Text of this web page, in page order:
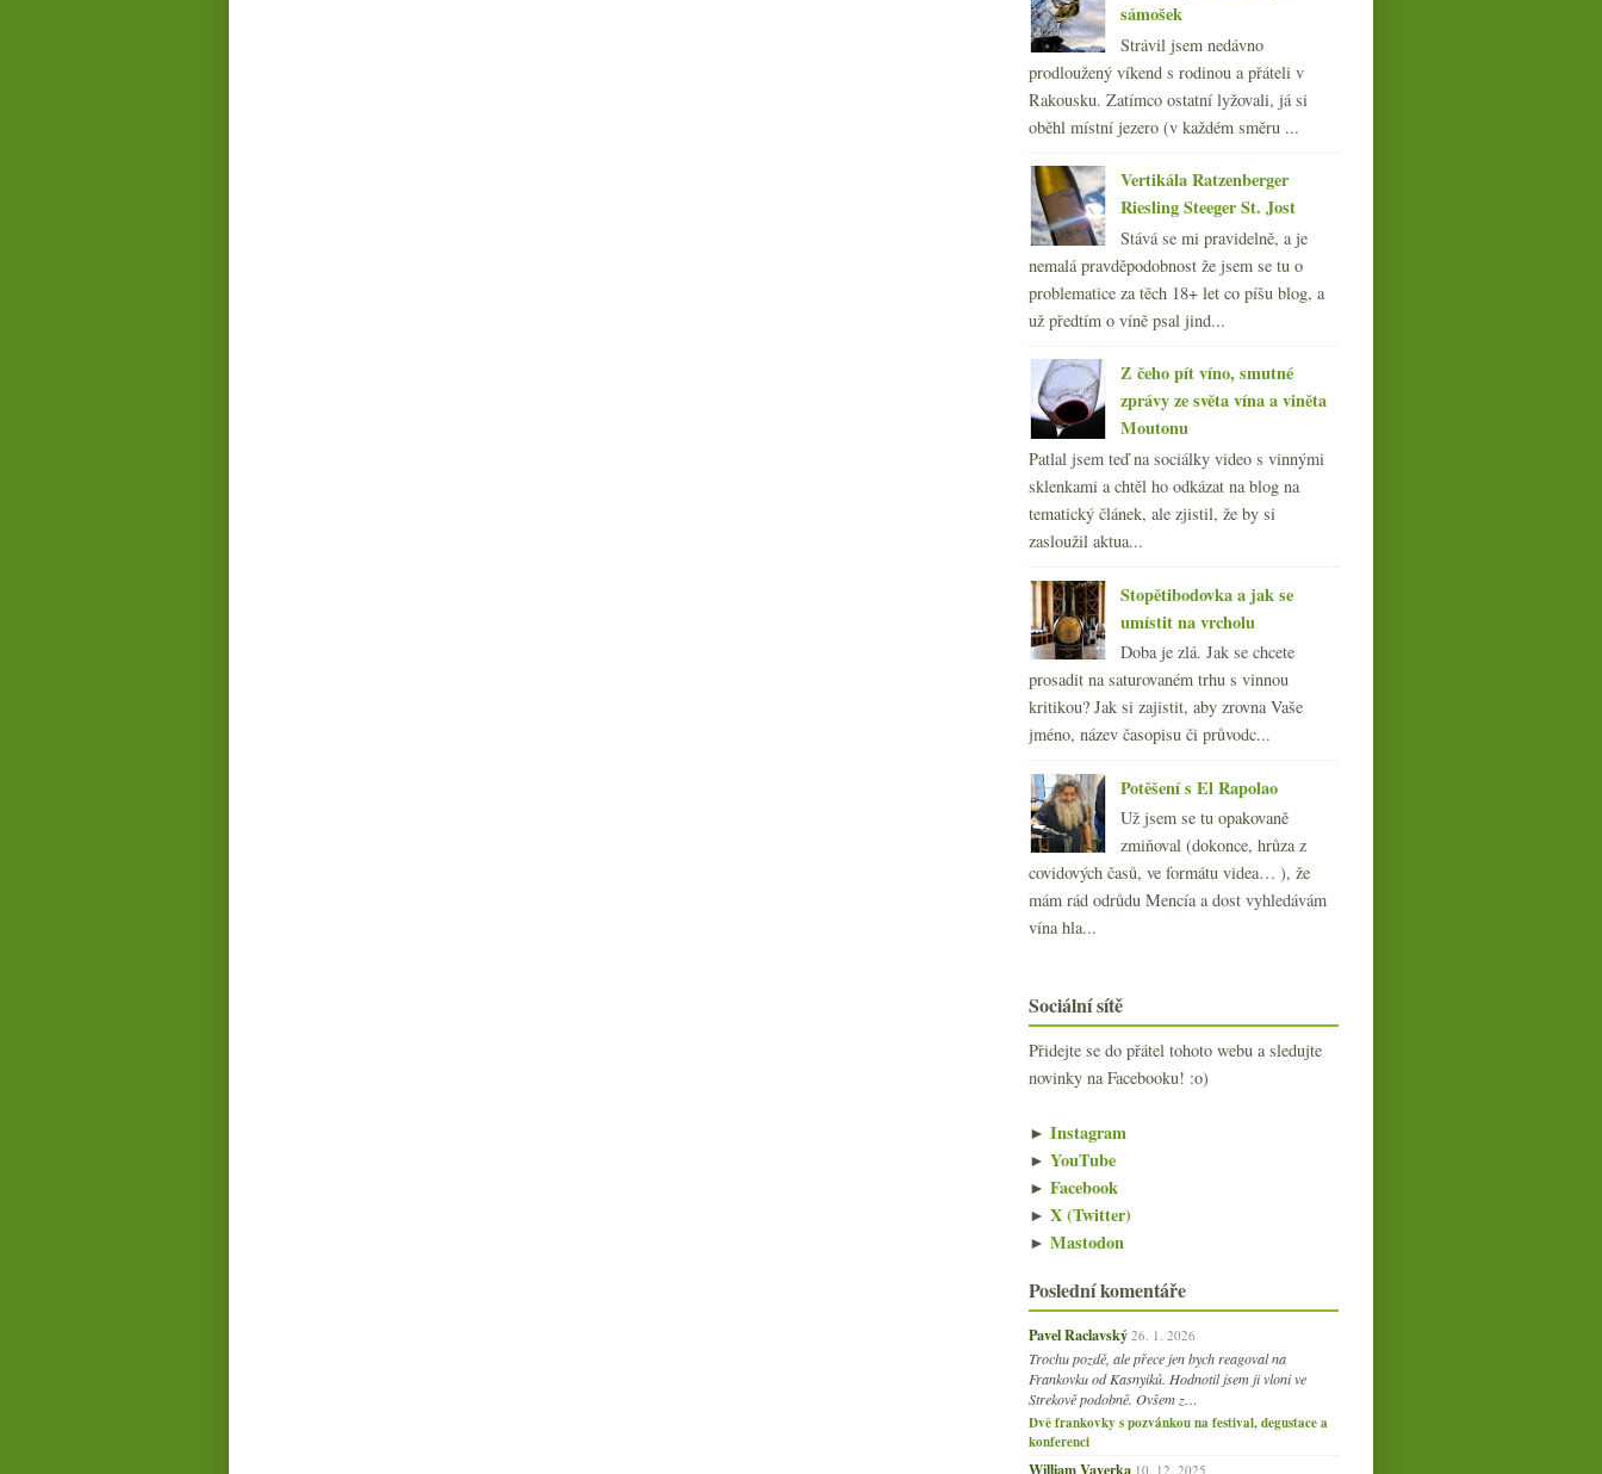
sámošek
Strávil jsem nedávno
prodloužený víkend s rodinou a přáteli v
Rakousku. Zatímco ostatní lyžovali, já si
oběhl místní jezero (v každém směru ...
Vertikála Ratzenberger
Riesling Steeger St. Jost
Stává se mi pravidelně, a je
nemalá pravděpodobnost že jsem se tu o
problematice za těch 18+ let co píšu blog, a
už předtím o víně psal jind...
Z čeho pít víno, smutné
zprávy ze světa vína a viněta
Moutonu
Patlal jsem teď na sociálky video s vinnými
sklenkami a chtěl ho odkázat na blog na
tematický článek, ale zjistil, že by si
zasloužil aktua...
Stopětibodovka a jak se
umístit na vrcholu
Doba je zlá. Jak se chcete
prosadit na saturovaném trhu s vinnou
kritikou? Jak si zajistit, aby zrovna Vaše
jméno, název časopisu či průvodc...
Potěšení s El Rapolao
Už jsem se tu opakovaně
zmiňoval (dokonce, hrůza z
covidových časů, ve formátu videa… ), že
mám rád odrůdu Mencía a dost vyhledávám
vína hla...
Sociální sítě
Přidejte se do přátel tohoto webu a sledujte
novinky na Facebooku! :o)
► Instagram
► YouTube
► Facebook
► X (Twitter)
► Mastodon
Poslední komentáře
Pavel Raclavský 26. 1. 2026
Trochu pozdě, ale přece jen bych reagoval na
Frankovku od Kasnyiků. Hodnotil jsem ji vloni ve
Strekově podobně. Ovšem z…
Dvě frankovky s pozvánkou na festival, degustace a
konferenci
William Vaverka 10. 12. 2025